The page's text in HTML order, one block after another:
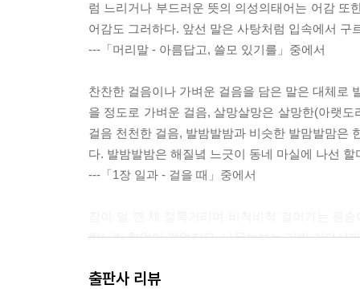
럼 느리거나 부드러운 뜻의 의성의태어는 어감 또
어감도 그러하다. 앞선 말은 사탕처럼 입속에서
---「머리말 - 아름답고, 쓸모 있기를」중에서
찬찬한 걸음이나 가벼운 걸음을 담은 말은 대체로
을 정도로 가벼운 걸음, 살망살망은 살망한(아랫
걸음 천천한 걸음, 발밤발밤과 비슷한 발맘발맘은
다. 발밤발밤은 해질녘 느긋이 동네 마실에 나선
---「1장 일과 - 걸을 때」중에서
릿느릿 힘없이 걸었지요. 나무늘보는 거의 기다시
니다.
출판사 리뷰